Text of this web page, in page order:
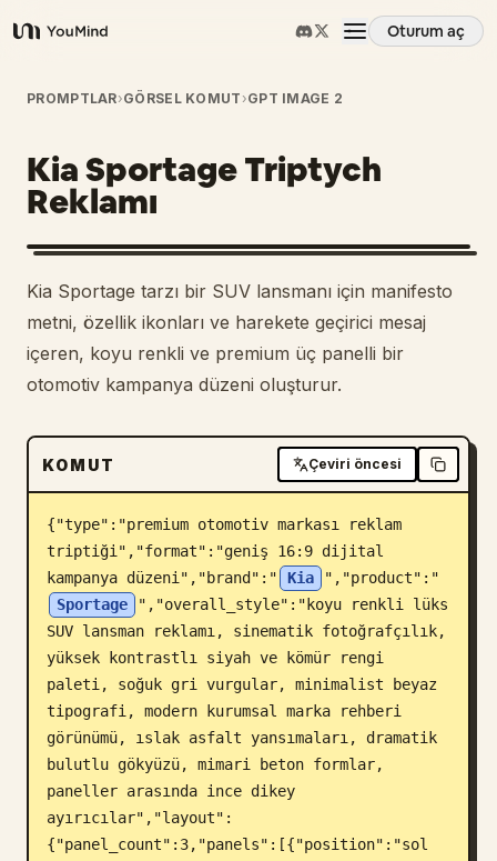
YouMind
Oturum aç
Genel Bakış
Kullanım Senaryoları
Beceriler
İstemler
Fiyatlandırma
İndir
Blog
Güncellemeler
PROMPTLAR›GÖRSEL KOMUT ›GPT IMAGE 2
Kia Sportage Triptych
Reklamı
Kia Sportage tarzı bir SUV lansmanı için manifesto
metni, özellik ikonları ve harekete geçirici mesaj
içeren, koyu renkli ve premium üç panelli bir
otomotiv kampanya düzeni oluşturur.
KOMUT Çeviri öncesi
{"type":"premium otomotiv markası reklam
triptiği","format":"geniş 16:9 dijital
kampanya düzeni","brand":"
Kia
","product":"
Sportage
","overall_style":"koyu renkli lüks
SUV lansman reklamı, sinematik fotoğrafçılık,
yüksek kontrastlı siyah ve kömür rengi
paleti, soğuk gri vurgular, minimalist beyaz
tipografi, modern kurumsal marka rehberi
görünümü, ıslak asfalt yansımaları, dramatik
bulutlu gökyüzü, mimari beton formlar,
paneller arasında ince dikey
ayırıcılar","layout":
{"panel_count":3,"panels":[{"position":"sol